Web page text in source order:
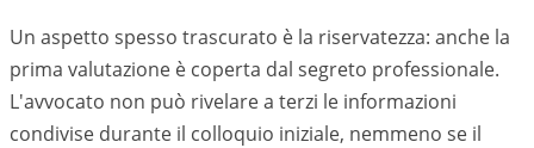
Un aspetto spesso trascurato è la riservatezza: anche la
prima valutazione è coperta dal segreto professionale.
L'avvocato non può rivelare a terzi le informazioni
condivise durante il colloquio iniziale, nemmeno se il